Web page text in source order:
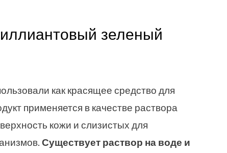
зеленый
как красящее средство для
применяется в качестве раствора
кожи и слизистых для
Существует раствор на воде и